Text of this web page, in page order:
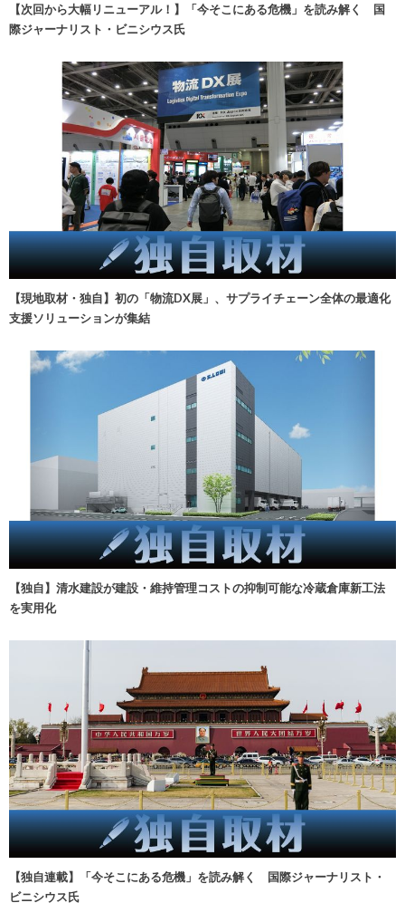
【次回から大幅リニューアル！】「今そこにある危機」を読み解く 国
際ジャーナリスト・ビニシウス氏
【現地取材・独自】初の「物流DX展」、サプライチェーン全体の最適化
支援ソリューションが集結
【独自】清水建設が建設・維持管理コストの抑制可能な冷蔵倉庫新工法
を実用化
【独自連載】「今そこにある危機」を読み解く 国際ジャーナリスト・
ビニシウス氏